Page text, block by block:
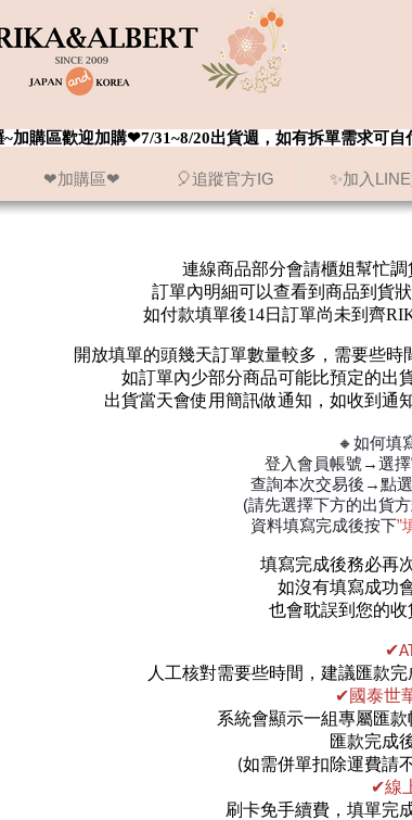
❤加購區❤ 🎈追蹤官方IG ✨加入
~加購區歡迎加購❤7/31~8/20出貨週，如有拆單需求可